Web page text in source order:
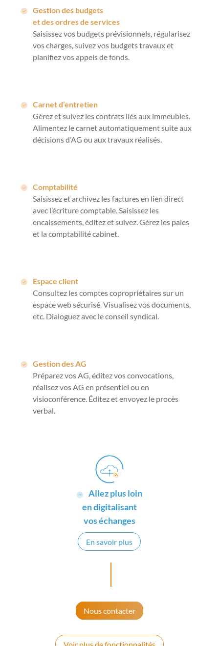
Gestion des budgets
et des ordres de services
Saisissez vos budgets prévisionnels, régularisez
vos charges, suivez vos budgets travaux et
planifiez vos appels de fonds.
Carnet d’entretien
Gérez et suivez les contrats liés aux immeubles.
Alimentez le carnet automatiquement suite aux
décisions d’AG ou aux travaux réalisés.
Comptabilité
Saisissez et archivez les factures en lien direct
avec l’écriture comptable. Saisissez les
encaissements, éditez et suivez. Gérez les paies
et la comptabilité cabinet.
Espace client
Consultez les comptes copropriétaires sur un
espace web sécurisé. Visualisez vos documents,
etc. Dialoguez avec le conseil syndical.
Gestion des AG
Préparez vos AG, éditez vos convocations,
réalisez vos AG en présentiel ou en
visioconférence. Éditez et envoyez le procès
verbal.
Allez plus loin
en digitalisant
vos échanges
En savoir plus
Nous contacter